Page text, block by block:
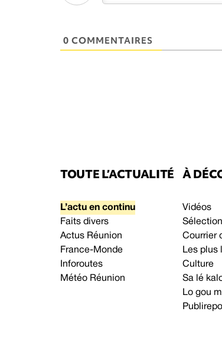
0 COMMENTAIRES
TOUTE L’ACTUALITÉ
L’actu en continu
Faits divers
Actus Réunion
France-Monde
Inforoutes
Météo Réunion
À
Vidéos
Courrier
Les plus
Culture
Sa lé
Lo gou